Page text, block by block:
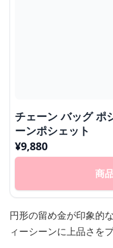
チェーン バッグ ポ
ーンポシェット
¥9,880
商
円形の留め金が印象的
ィーシーンに上品さを